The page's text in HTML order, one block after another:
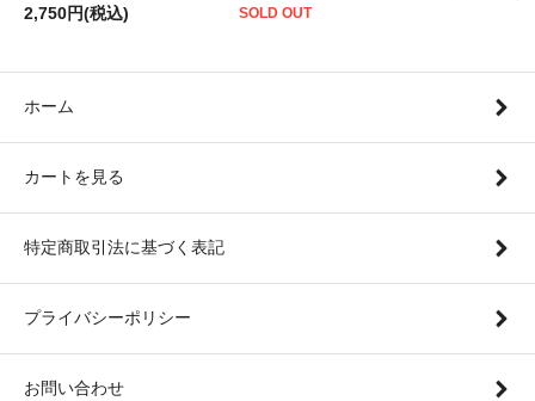
2,750円(税込)
SOLD OUT
ホーム
カートを見る
特定商取引法に基づく表記
プライバシーポリシー
お問い合わせ